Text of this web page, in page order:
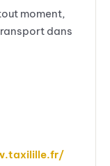
moment,
dans